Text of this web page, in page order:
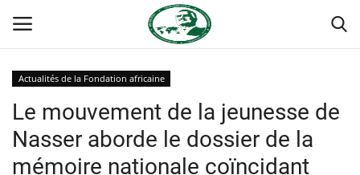
Accueil
Actualités de la Fondation africaine
Le mouvement de la jeunesse de
Nasser aborde le dossier de la
mémoire nationale coïncidant